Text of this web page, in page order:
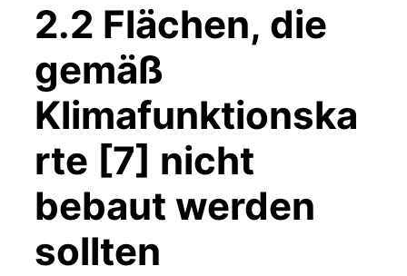
2.2 Flächen, die
gemäß
Klimafunktionska
rte [7] nicht
bebaut werden
sollten